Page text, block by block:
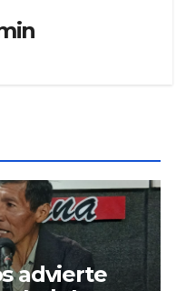
advierte